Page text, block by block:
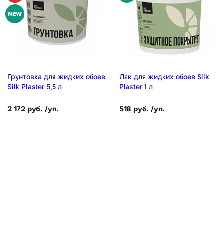
Грунтовка для жидких обоев
Silk Plaster 5,5 л
2 172 руб. /уп.
Лак для жидких обоев Silk
Plaster 1 л
518 руб. /уп.